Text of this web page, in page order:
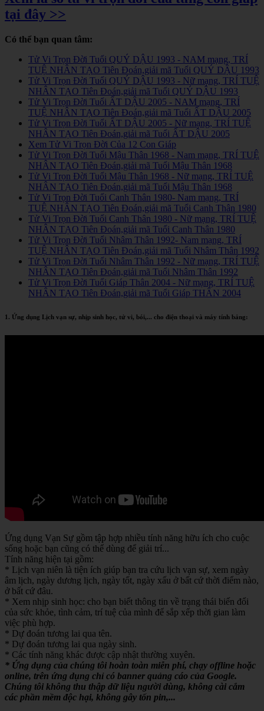
tại đây >>
Có thể bạn quan tâm:
Tử Vi Trọn Đời Tuổi QUÝ DẬU 1993 - NAM mạng, TRÍ
TUỆ NHÂN TẠO Tiên Đoán,giải mã Tuổi QUÝ DẬU 1993
Tử Vi Trọn Đời Tuổi QUÝ DẬU 1993 - Nữ mạng, TRÍ TUỆ
NHÂN TẠO Tiên Đoán,giải mã Tuổi QUÝ DẬU 1993
Tử Vi Trọn Đời Tuổi ẤT DẬU 2005 - NAM mạng, TRÍ
TUỆ NHÂN TẠO Tiên Đoán,giải mã Tuổi ẤT DẬU 2005
Tử Vi Trọn Đời Tuổi ẤT DẬU 2005 - Nữ mạng, TRÍ TUỆ
NHÂN TẠO Tiên Đoán,giải mã Tuổi ẤT DẬU 2005
Xem Tử Vi Trọn Đời Của 12 Con Giáp
Tử Vi Trọn Đời Tuổi Mậu Thân 1968 - Nam mạng, TRÍ TUỆ
NHÂN TẠO Tiên Đoán,giải mã Tuổi Mậu Thân 1968
Tử Vi Trọn Đời Tuổi Mậu Thân 1968 - Nữ mạng, TRÍ TUỆ
NHÂN TẠO Tiên Đoán,giải mã Tuổi Mậu Thân 1968
Tử Vi Trọn Đời Tuổi Canh Thân 1980- Nam mạng, TRÍ
TUỆ NHÂN TẠO Tiên Đoán,giải mã Tuổi Canh Thân 1980
Tử Vi Trọn Đời Tuổi Canh Thân 1980 - Nữ mạng, TRÍ TUỆ
NHÂN TẠO Tiên Đoán,giải mã Tuổi Canh Thân 1980
Tử Vi Trọn Đời Tuổi Nhâm Thân 1992- Nam mạng, TRÍ
TUỆ NHÂN TẠO Tiên Đoán,giải mã Tuổi Nhâm Thân 1992
Tử Vi Trọn Đời Tuổi Nhâm Thân 1992 - Nữ mạng, TRÍ TUỆ
NHÂN TẠO Tiên Đoán,giải mã Tuổi Nhâm Thân 1992
Tử Vi Trọn Đời Tuổi Giáp Thân 2004 - Nữ mạng, TRÍ TUỆ
NHÂN TẠO Tiên Đoán,giải mã Tuổi Giáp THÂN 2004
1. Ứng dụng Lịch vạn sự, nhịp sinh học, tử vi, bói,... cho điện thoại và máy tính bảng:
Ứng dụng Vạn Sự gồm tập hợp nhiều tính năng hữu ích cho cuộc
sống hoặc bạn cũng có thể dùng để giải trí...
Tính năng hiện tại gồm:
* Lịch vạn niên là tiện ích giúp bạn tra cứu lịch vạn sự, xem ngày
âm lịch, ngày dương lịch, ngày tốt, ngày xấu ở bất cứ thời điểm nào,
ở bất cứ đâu.
* Xem nhịp sinh học: cho bạn biết thông tin về trạng thái biến đổi
của sức khỏe, tình cảm, trí tuệ của mình để sắp xếp thời gian làm
việc phù hợp.
* Dự đoán tương lai qua tên.
* Dự đoán tương lai qua ngày sinh.
* Các tính năng khác được cập nhật thường xuyên.
* Ứng dụng của chúng tôi hoàn toàn miễn phí, chạy offline hoặc
online, trên ứng dụng chỉ có banner quảng cáo của Google.
Chúng tôi không thu thập dữ liệu người dùng, không cài cắm
các phần mềm độc hại, không gây tốn pin,...